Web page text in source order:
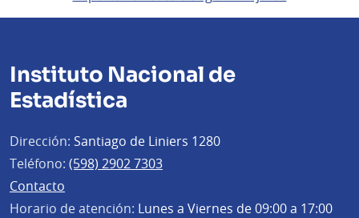
Instituto Nacional de
Estadística
Dirección: Santiago de Liniers 1280
Teléfono: (598) 2902 7303
Contacto
Horario de atención: Lunes a Viernes de 09:00 a 17:00